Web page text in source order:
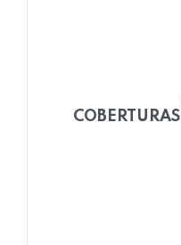
COBERTURAS